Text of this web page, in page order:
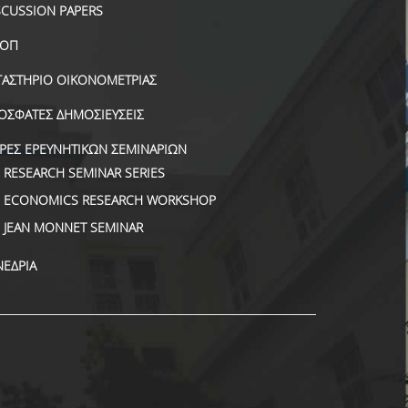
PAPERS
ΟΙΚΟΝΟΜΕΤΡΙΑΣ
ΔΗΜΟΣΙΕΥΣΕΙΣ
ΕΡΕΥΝΗΤΙΚΩΝ ΣΕΜΙΝΑΡΙΩΝ
RESEARCH SEMINAR SERIES
ECONOMICS RESEARCH WORKSHOP
JEAN MONNET SEMINAR